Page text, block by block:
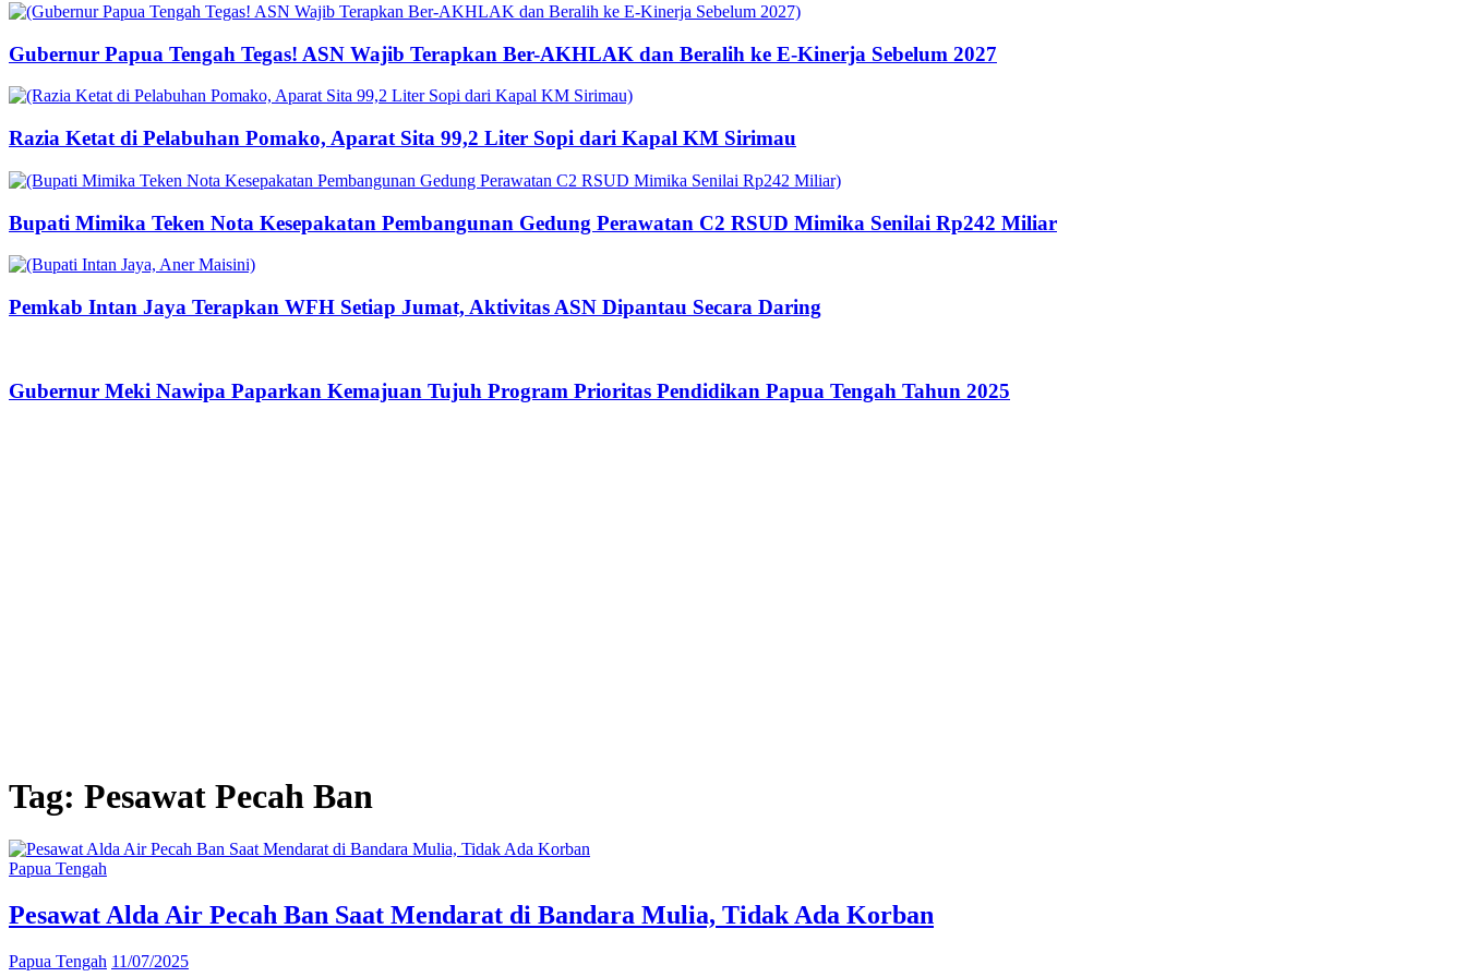
Gubernur Papua Tengah Tegas! ASN Wajib Terapkan Ber-AKHLAK dan Beralih ke E-Kinerja Sebelum 2027
Razia Ketat di Pelabuhan Pomako, Aparat Sita 99,2 Liter Sopi dari Kapal KM Sirimau
Bupati Mimika Teken Nota Kesepakatan Pembangunan Gedung Perawatan C2 RSUD Mimika Senilai Rp242 Miliar
Pemkab Intan Jaya Terapkan WFH Setiap Jumat, Aktivitas ASN Dipantau Secara Daring
Gubernur Meki Nawipa Paparkan Kemajuan Tujuh Program Prioritas Pendidikan Papua Tengah Tahun 2025
Tag: Pesawat Pecah Ban
Papua Tengah
Pesawat Alda Air Pecah Ban Saat Mendarat di Bandara Mulia, Tidak Ada Korban
Papua Tengah 11/07/2025